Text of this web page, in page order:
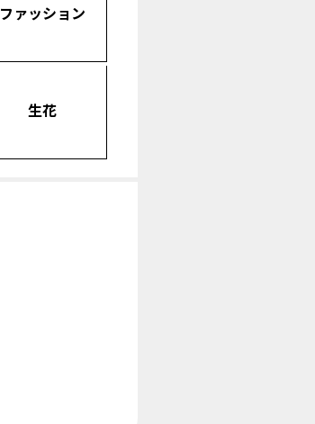
ファッション
生花